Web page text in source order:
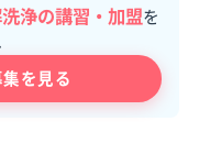
浄の講習・加盟を
を見る